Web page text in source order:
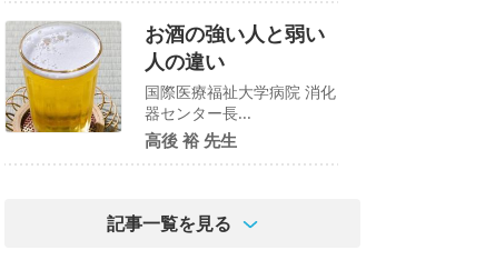
お酒の強い人と弱い
人の違い
国際医療福祉大学病院 消化
器センター長...
高後 裕 先生
記事一覧を見る